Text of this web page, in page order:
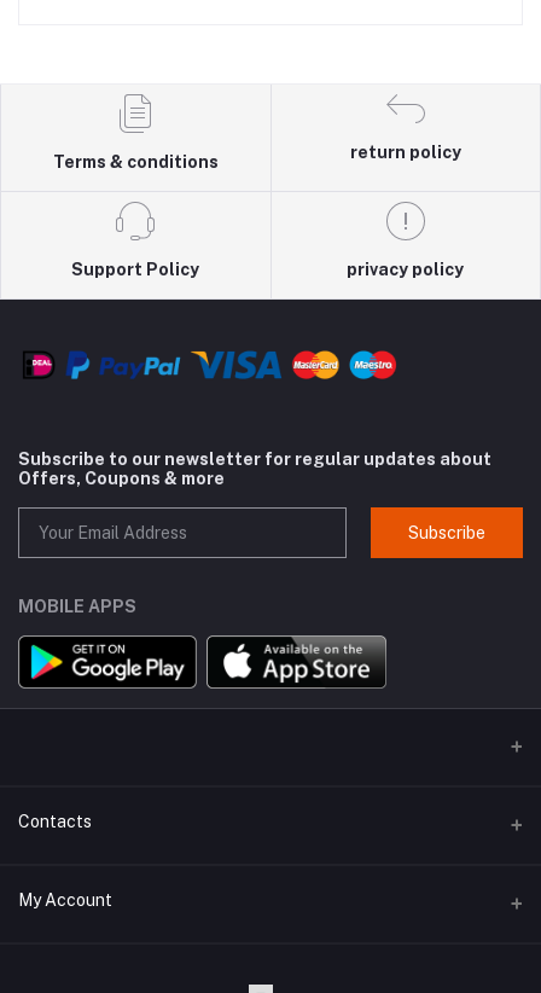
Terms & conditions
return policy
Support Policy privacy policy
Subscribe to our newsletter for regular updates about
Offers, Coupons & more
Subscribe
MOBILE APPS
Contacts
Address
My Account